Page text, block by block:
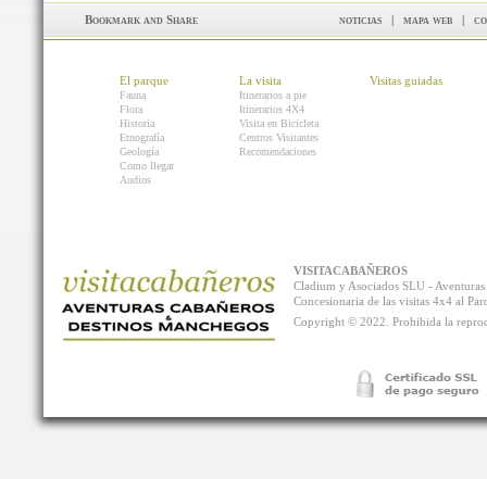
noticias | mapa web |
El parque
Fauna
Flora
Historia
Etnografía
Geología
Como llegar
Audios
La visita
Itinerarios a pie
Itinerarios 4X4
Visita en Bicicleta
Centros Visitantes
Recomendaciones
Visitas guiadas
VISITACABAÑEROS
Cladium y Asociados SLU -
Concesionaria de las visitas 4x4 al
Copyright © 2022. Prohibida la